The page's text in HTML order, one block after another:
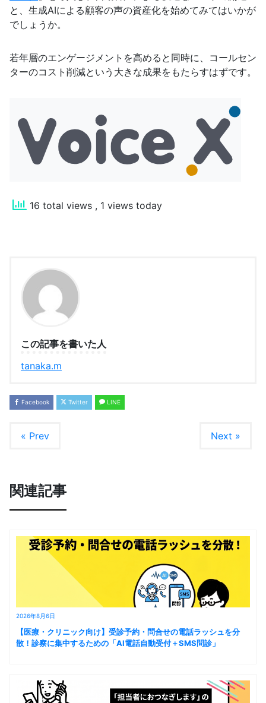
と、生成AIによる顧客の声の資産化を始めてみてはいかが
でしょうか。
若年層のエンゲージメントを高めると同時に、コールセン
ターのコスト削減という大きな成果をもたらすはずです。
16 total views , 1 views today
この記事を書いた人
tanaka.m
Facebook Twitter LINE
« Prev Next »
関連記事
2026年8月6日
【医療・クリニック向け】受診予約・問合せの電話ラッシュを分
散！診察に集中するための「AI電話自動受付＋SMS問診」